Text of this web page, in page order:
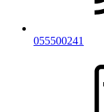
055500241